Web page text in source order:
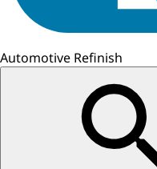
Automotive Refinish